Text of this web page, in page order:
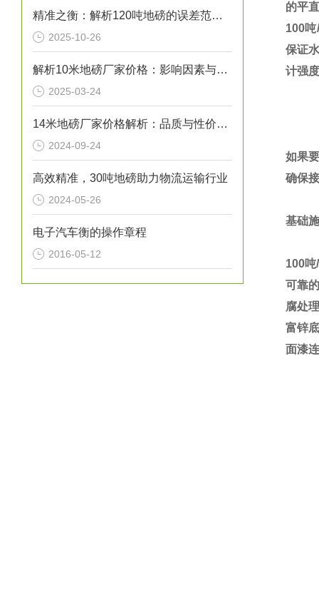
精准之衡：解析120吨地磅的误差范围与管理实践
2025-10-26
解析10米地磅厂家价格：影响因素与市场行情
2025-03-24
14米地磅厂家价格解析：品质与性价比的考量
2024-09-24
高效精准，30吨地磅助力物流运输行业
2024-05-26
电子汽车衡的操作章程
2016-05-12
的平
100吨
保证
计强
如果
确保
基础
100吨
可靠
腐处
富锌
面漆